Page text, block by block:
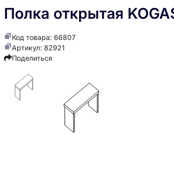
Полка открытая
Код товара: 66807
Артикул: 82921
Поделиться